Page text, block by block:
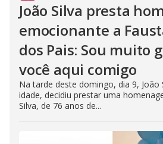
João Silva presta
emocionante a
dos Pais: Sou muito
você aqui comigo
Na tarde deste domingo, dia 9, João
idade, decidiu prestar uma
Silva, de 76 anos de...